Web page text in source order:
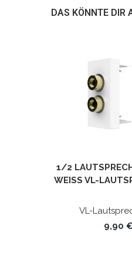
DAS KÖNNTE DIR
1/2
WEISS VL-
VL-
9,90